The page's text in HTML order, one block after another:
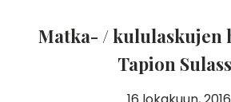
Matka- / kululaskujen
Tapion